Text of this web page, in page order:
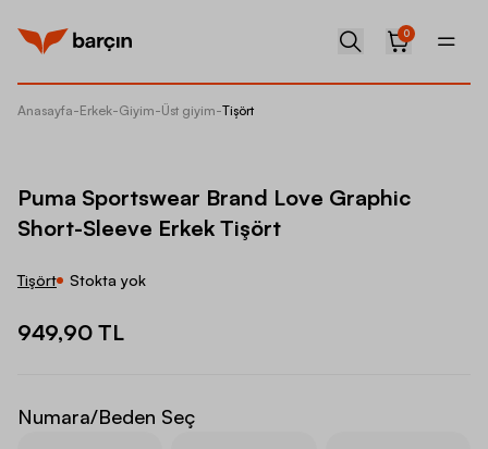
0
Anasayfa-Erkek-Giyim-Üst giyim-Tişört
Puma Sportswear Brand Love Graphic
Short-Sleeve Erkek Tişört
Tişört Stokta yok
949,90 TL
Numara/Beden Seç